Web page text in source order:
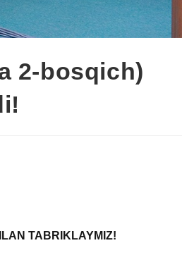
2-bosqich)
TABRIKLAYMIZ!